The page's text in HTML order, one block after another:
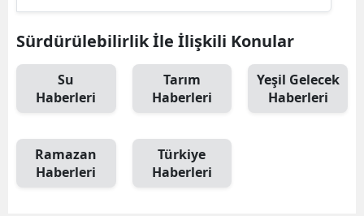
Sürdürülebilirlik İle İlişkili Konular
Su
Haberleri
Tarım
Haberleri
Yeşil Gelecek
Haberleri
Ramazan
Haberleri
Türkiye
Haberleri